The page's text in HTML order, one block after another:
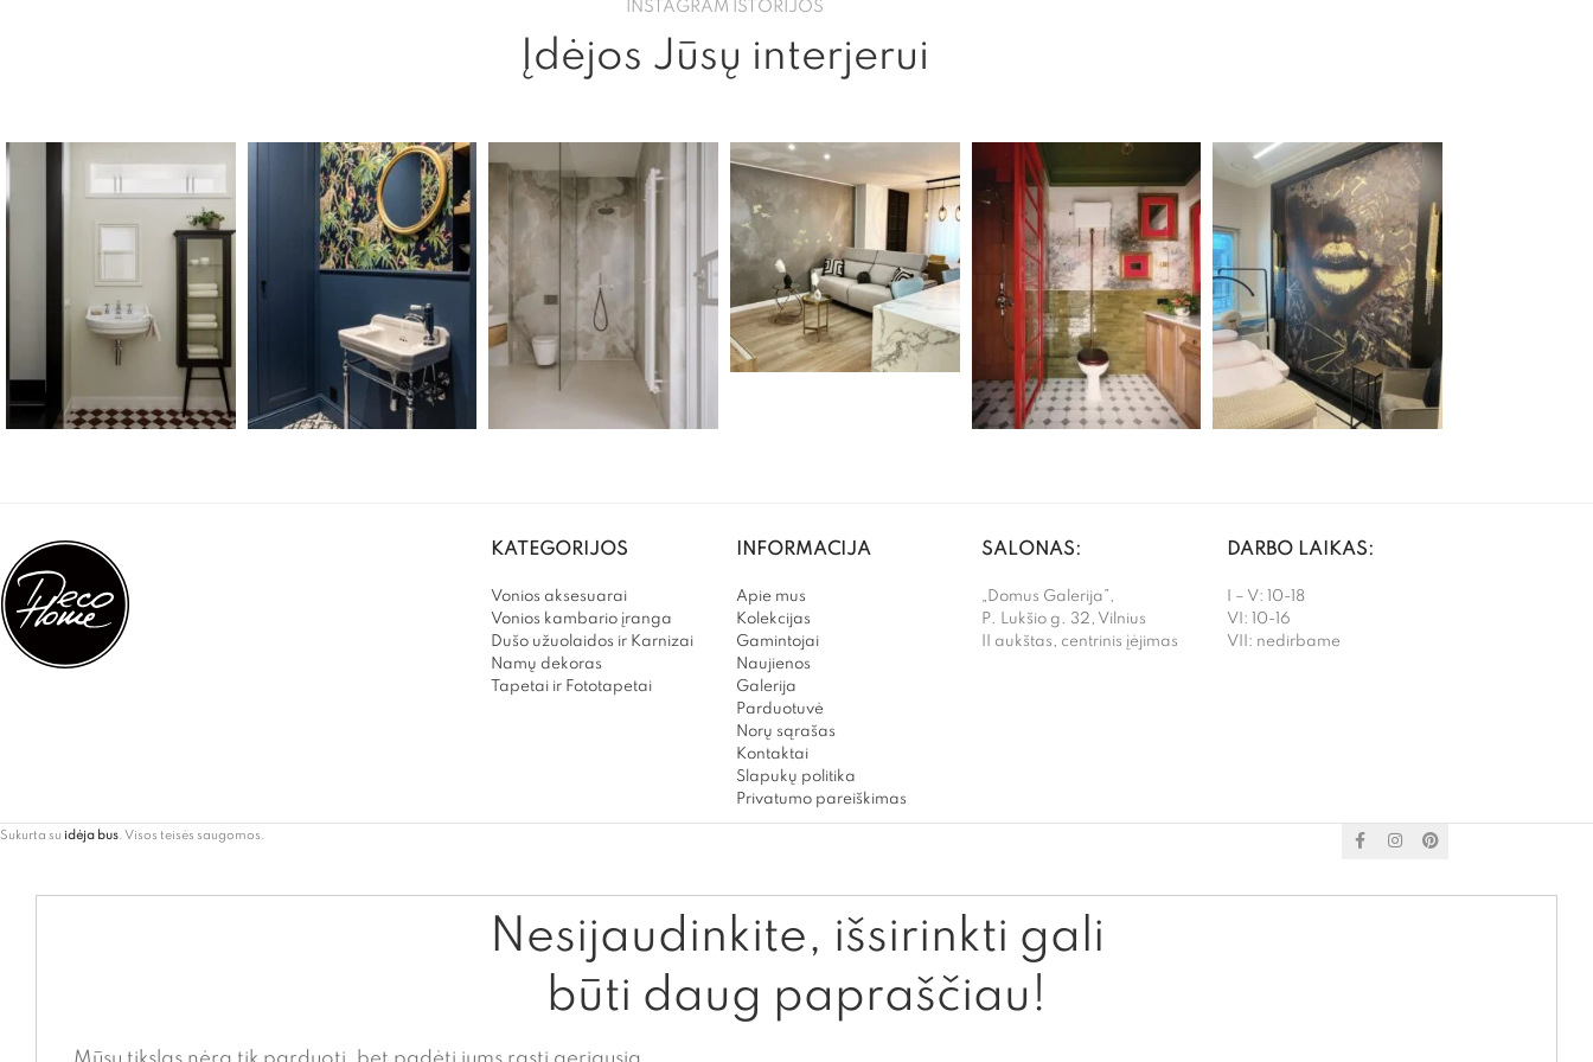
INSTAGRAM ISTORIJOS
Įdėjos Jūsų interjerui
KATEGORIJOS
Vonios aksesuarai
Vonios kambario įranga
Dušo užuolaidos ir Karnizai
Namų dekoras
Tapetai ir Fototapetai
INFORMACIJA
Apie mus
Kolekcijas
Gamintojai
Naujienos
Galerija
Parduotuvė
Norų sąrašas
Kontaktai
Slapukų politika
Privatumo pareiškimas
SALONAS:
„Domus Galerija”,
P. Lukšio g. 32, Vilnius
II aukštas, centrinis įėjimas
DARBO LAIKAS:
I – V: 10-18
VI: 10-16
VII: nedirbame
Sukurta su idėja bus. Visos teisės saugomos.
Nesijaudinkite, išsirinkti gali
būti daug papraščiau!